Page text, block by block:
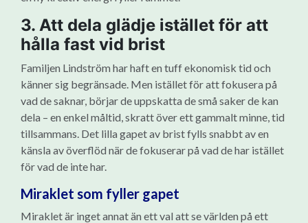
3. Att dela glädje istället för att
hålla fast vid brist
Familjen Lindström har haft en tuff ekonomisk tid och
känner sig begränsade. Men istället för att fokusera på
vad de saknar, börjar de uppskatta de små saker de kan
dela – en enkel måltid, skratt över ett gammalt minne, tid
tillsammans. Det lilla gapet av brist fylls snabbt av en
känsla av överflöd när de fokuserar på vad de har istället
för vad de inte har.
Miraklet som fyller gapet
Miraklet är inget annat än ett val att se världen på ett